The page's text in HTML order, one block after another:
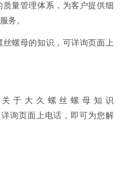
量管理体系，为客户提供细
务。
螺母的知识，可详询页面上
于大久螺丝螺母知识
详询页面上电话，即可为您解